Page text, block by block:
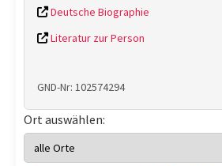
Deutsche Biographie
Literatur zur Person
GND-Nr: 102574294
Ort auswählen: